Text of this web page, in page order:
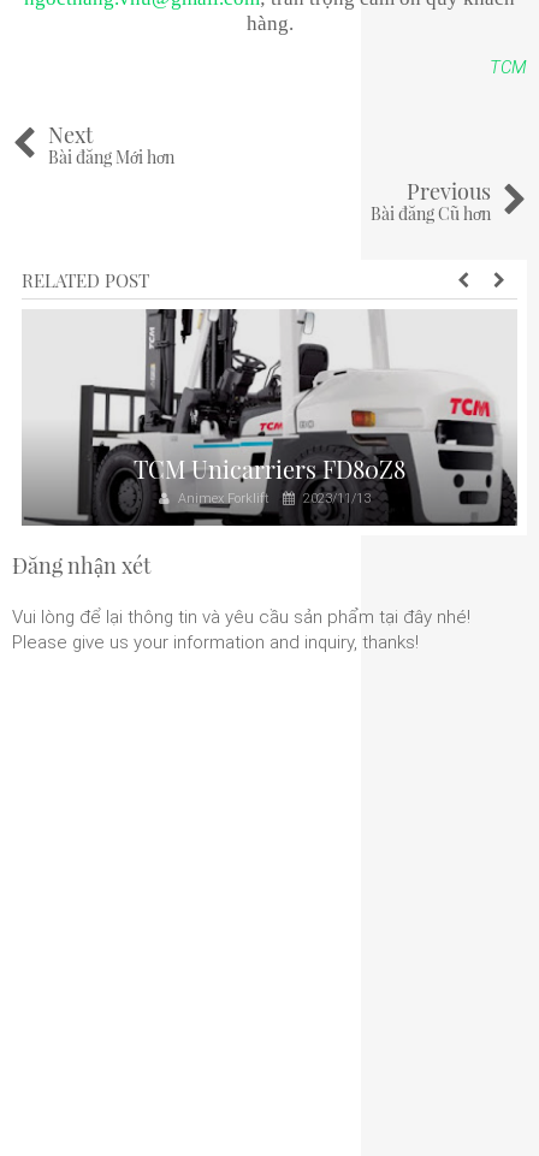
hàng.
TCM
Next
Bài đăng Mới hơn
Previous
Bài đăng Cũ hơn
RELATED POST
TCM Unicarriers FD80Z8
Animex Forklift 2023/11/13
Đăng nhận xét
Vui lòng để lại thông tin và yêu cầu sản phẩm tại đây nhé!
Please give us your information and inquiry, thanks!